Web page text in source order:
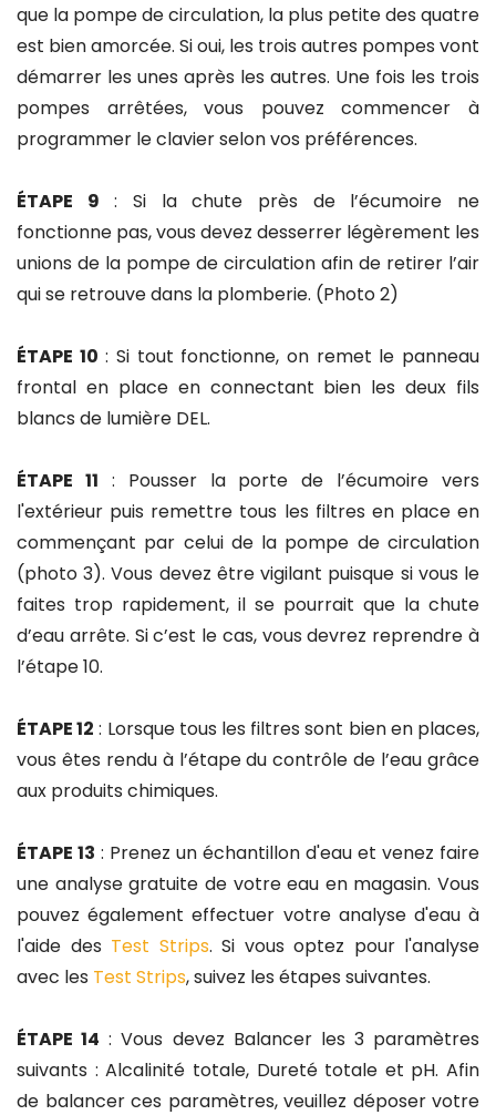
que la pompe de circulation, la plus petite des quatre
est bien amorcée. Si oui, les trois autres pompes vont
démarrer les unes après les autres. Une fois les trois
pompes arrêtées, vous pouvez commencer à
programmer le clavier selon vos préférences.
ÉTAPE 9 : Si la chute près de l’écumoire ne
fonctionne pas, vous devez desserrer légèrement les
unions de la pompe de circulation afin de retirer l’air
qui se retrouve dans la plomberie. (Photo 2)
ÉTAPE 10 : Si tout fonctionne, on remet le panneau
frontal en place en connectant bien les deux fils
blancs de lumière DEL.
ÉTAPE 11 : Pousser la porte de l’écumoire vers
l'extérieur puis remettre tous les filtres en place en
commençant par celui de la pompe de circulation
(photo 3). Vous devez être vigilant puisque si vous le
faites trop rapidement, il se pourrait que la chute
d’eau arrête. Si c’est le cas, vous devrez reprendre à
l’étape 10.
ÉTAPE 12 : Lorsque tous les filtres sont bien en places,
vous êtes rendu à l’étape du contrôle de l’eau grâce
aux produits chimiques.
ÉTAPE 13 : Prenez un échantillon d'eau et venez faire
une analyse gratuite de votre eau en magasin. Vous
pouvez également effectuer votre analyse d'eau à
l'aide des Test Strips. Si vous optez pour l'analyse
avec les Test Strips, suivez les étapes suivantes.
ÉTAPE 14 : Vous devez Balancer les 3 paramètres
suivants : Alcalinité totale, Dureté totale et pH. Afin
de balancer ces paramètres, veuillez déposer votre